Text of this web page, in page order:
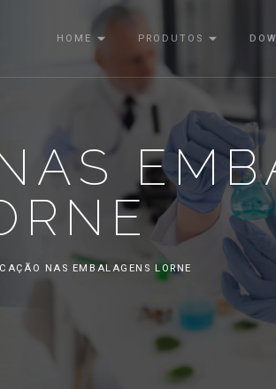
HOME PRODUTOS
NAS EMBALAGENS LORNE